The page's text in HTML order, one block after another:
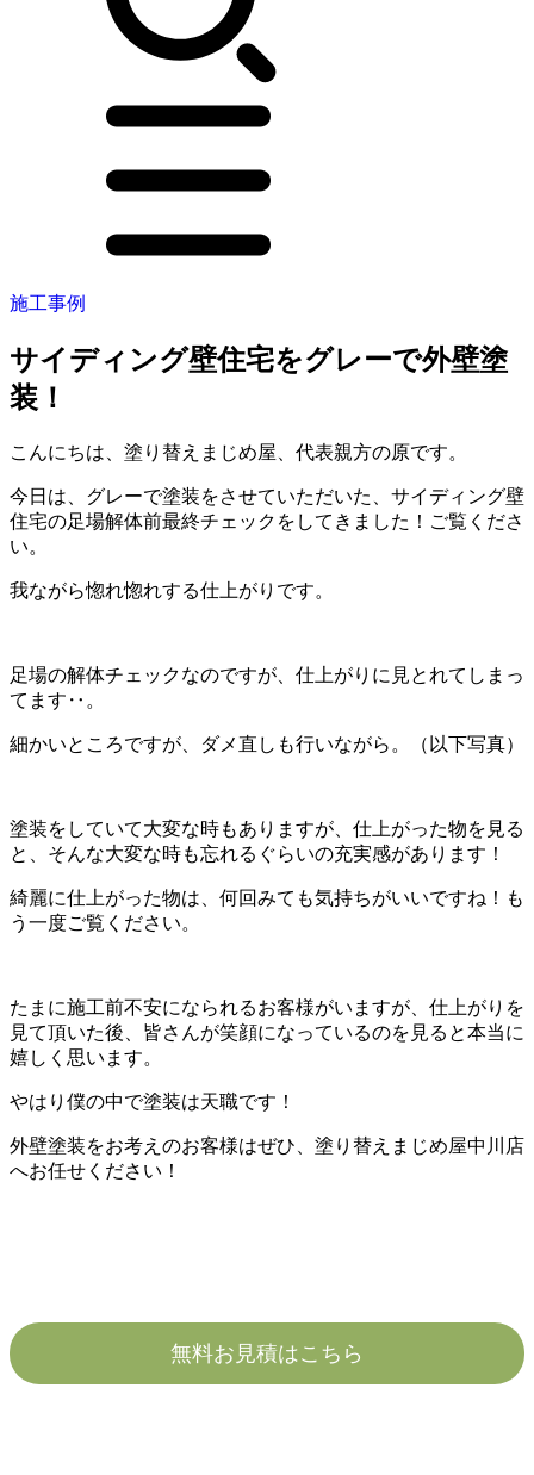
施工事例
サイディング壁住宅をグレーで外壁塗
装！
こんにちは、塗り替えまじめ屋、代表親方の原です。
今日は、グレーで塗装をさせていただいた、サイディング壁
住宅の足場解体前最終チェックをしてきました！ご覧くださ
い。
我ながら惚れ惚れする仕上がりです。
足場の解体チェックなのですが、仕上がりに見とれてしまっ
てます‥。
細かいところですが、ダメ直しも行いながら。（以下写真）
塗装をしていて大変な時もありますが、仕上がった物を見る
と、そんな大変な時も忘れるぐらいの充実感があります！
綺麗に仕上がった物は、何回みても気持ちがいいですね！も
う一度ご覧ください。
たまに施工前不安になられるお客様がいますが、仕上がりを
見て頂いた後、皆さんが笑顔になっているのを見ると本当に
嬉しく思います。
やはり僕の中で塗装は天職です！
外壁塗装をお考えのお客様はぜひ、塗り替えまじめ屋中川店
へお任せください！
無料お見積はこちら